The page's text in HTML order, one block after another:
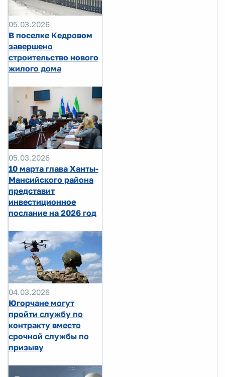
05.03.2026
В поселке Кедровом
завершено
строительство нового
жилого дома
05.03.2026
10 марта глава Ханты-
Мансийского района
представит
инвестиционное
послание на 2026 год
04.03.2026
Югорчане могут
пройти службу по
контракту вместо
срочной службы по
призыву